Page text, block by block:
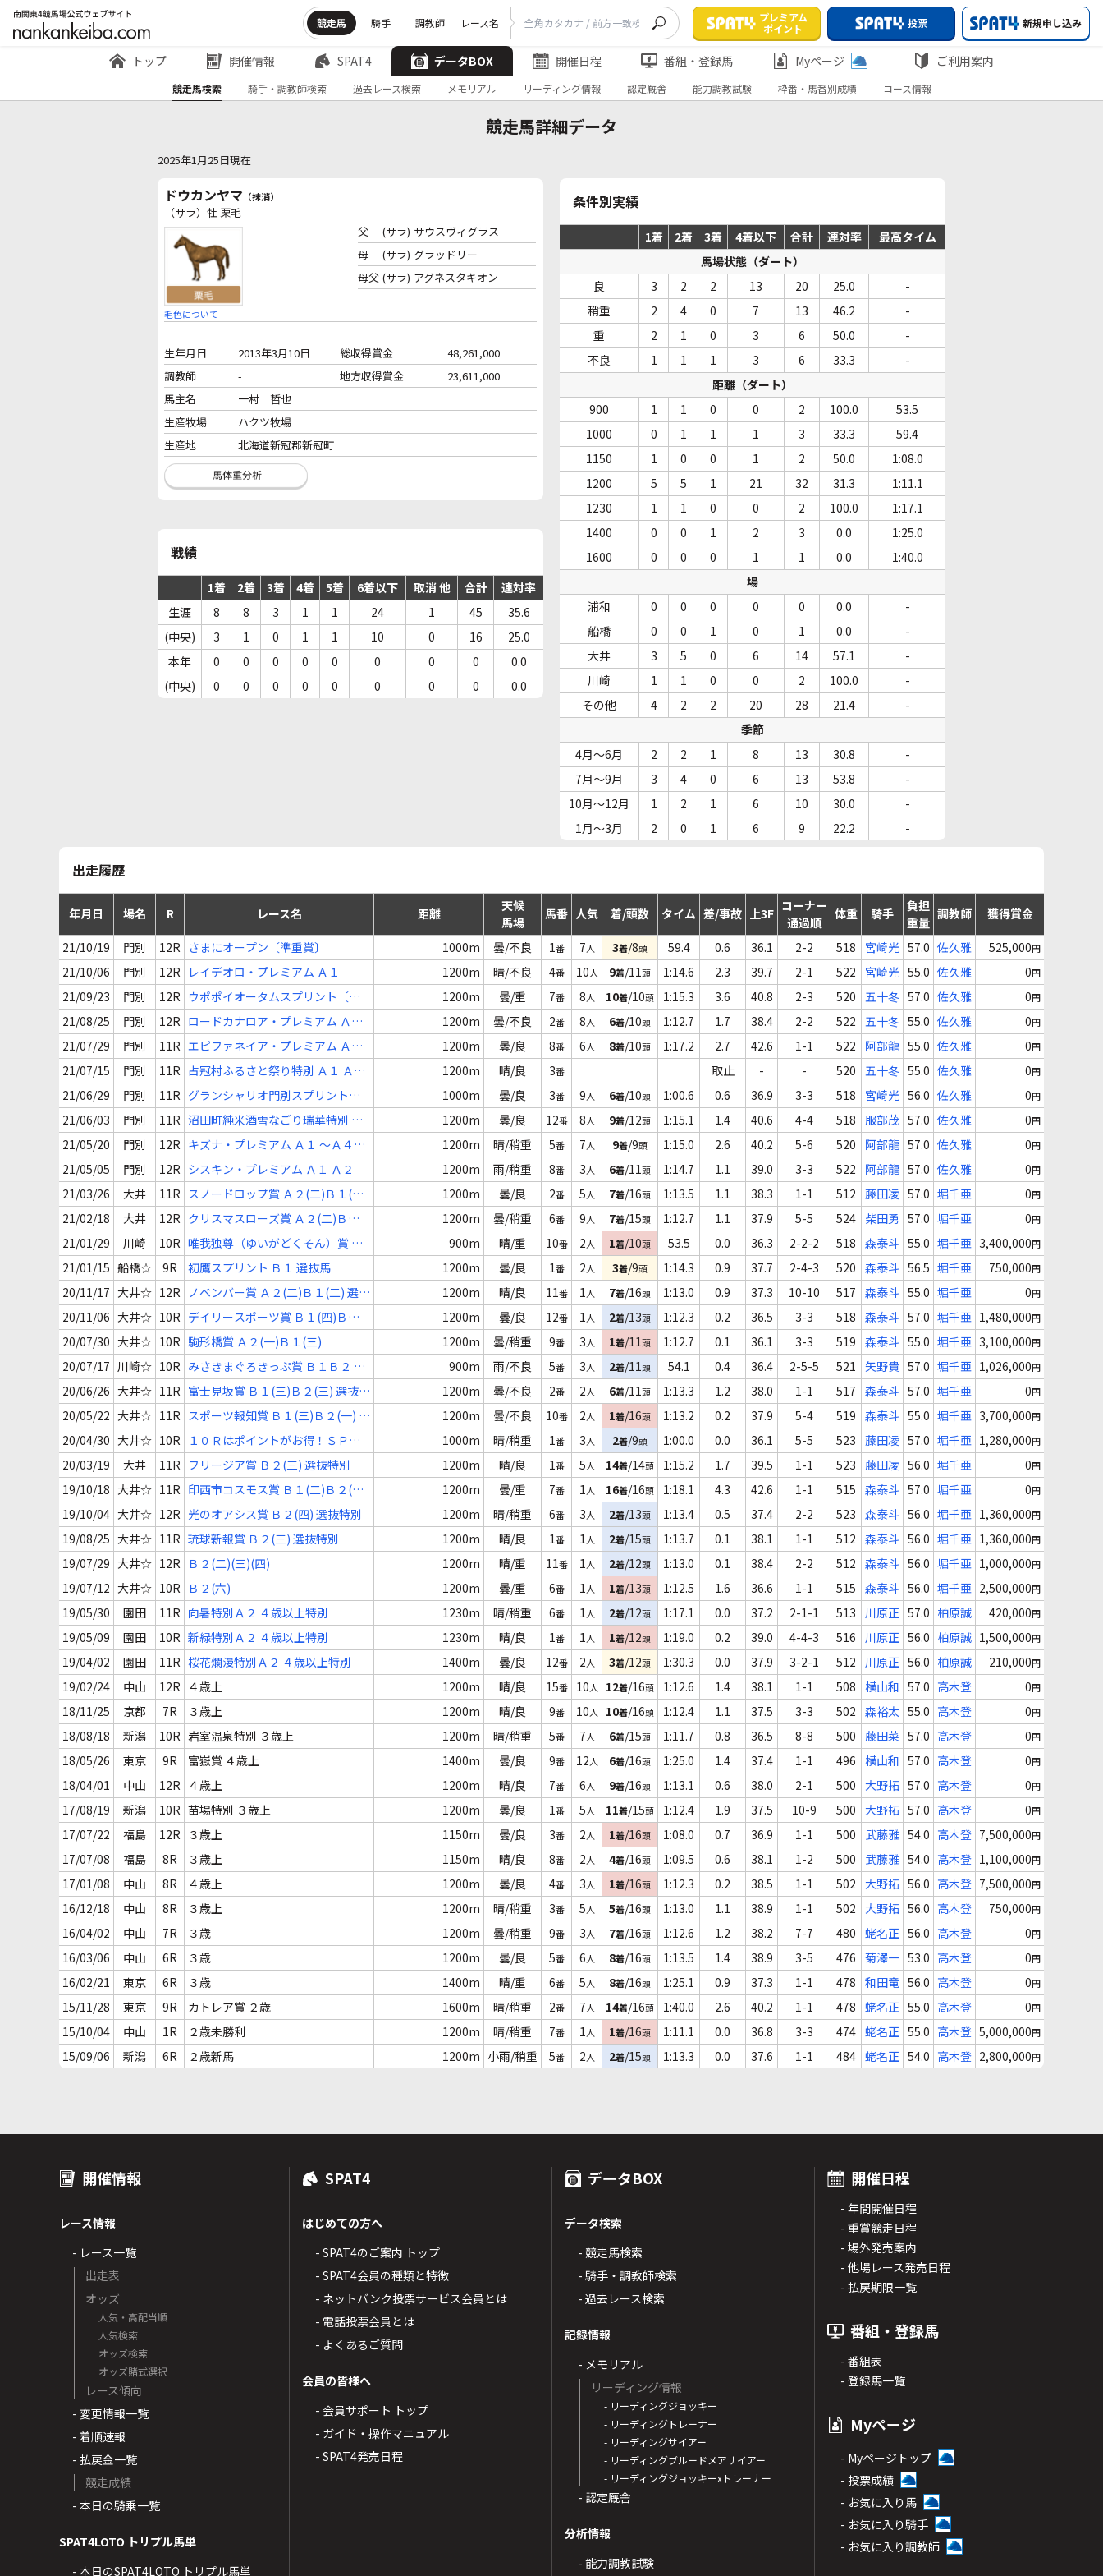
競走馬 騎手 調教師 レース名
プレミアム
ポイント
投票 新規申し込み
トップ 開催情報 SPAT4 データBOX 開催日程 番組・登録馬 Myページ ご利用案内
競走馬検索 騎手・調教師検索 過去レース検索 メモリアル リーディング情報 認定厩舎 能力調教試験 枠番・馬番別成績 コース情報
競走馬詳細データ
2025年1月25日現在
ドウカンヤマ （抹消）
（サラ）牡 栗毛
毛色について
父 (サラ) サウスヴィグラス
母
(サラ) グラッドリー
母父 (サラ) アグネスタキオン
生年月日 2013年3月10日 総収得賞金
48,261,000
調教師
- 地方収得賞金
23,611,000
馬主名
一村 哲也
生産牧場
ハクツ牧場
生産地
北海道新冠郡新冠町
戦績
1着 2着 3着 4着 5着 6着以下 取消 他 合計
連対率
生涯
8 8 3 1 1 24 1 45
35.6
(中央)
3 1 0 1 1 10 0 16
25.0
本年
0 0 0 0 0 0 0 0
0.0
(中央)
0 0 0 0 0 0 0 0 0.0
条件別実績
1着 2着 3着 4着以下 合計 連対率
最高タイム
馬場状態（ダート）
良
3 2 2 13 20 25.0
-
稍重
2 4 0 7 13 46.2
-
重
2 1 0 3 6 50.0
-
不良
1 1 1 3 6 33.3
-
距離（ダート）
900
1 1 0 0 2 100.0
53.5
1000
0 1 1 1 3 33.3
59.4
1150
1 0 0 1 2 50.0
1:08.0
1200
5 5 1 21 32 31.3
1:11.1
1230
1 1 0 0 2 100.0
1:17.1
1400
0 0 1 2 3 0.0
1:25.0
1600
0 0 0 1 1 0.0
1:40.0
場
浦和
0 0 0 0 0 0.0
-
船橋
0 0 1 0 1 0.0
-
大井
3 5 0 6 14 57.1
-
川崎
1 1 0 0 2 100.0
-
その他
4 2 2 20 28 21.4
-
季節
4月～6月
2 2 1 8 13 30.8
-
7月～9月
3 4 0 6 13 53.8
-
10月～12月
1 2 1 6 10 30.0
-
1月～3月
2 0 1 6 9 22.2 -
出走履歴
年月日 場名 R レース名 距離
天候
馬場
馬番 人気 着/頭数 タイム 差/事故 上3F コーナー
通過順
体重 騎手
負担
重量
調教師 獲得賞金
21/10/19 門別 12R さまにオープン〔準重賞〕 1000m 曇/不良 1番 7人 3着/8頭 59.4 0.6 36.1 2-2 518 宮崎光 57.0 佐久雅 525,000円
21/10/06 門別 12R レイデオロ・プレミアム Ａ１ 1200m 晴/不良 4番 10人 9着/11頭 1:14.6 2.3 39.7 2-1 522 宮崎光 55.0 佐久雅 0円
21/09/23 門別 12R ウポポイオータムスプリント〔Ｈ
２〕（ミッキーアイル賞）
1200m 曇/重 7番 8人 10着/10頭 1:15.3 3.6 40.8 2-3 520 五十冬 57.0 佐久雅 0円
21/08/25 門別 12R ロードカナロア・プレミアム Ａ１
(一)
1200m 曇/不良 2番 8人 6着/10頭 1:12.7 1.7 38.4 2-2 522 五十冬 55.0 佐久雅 0円
21/07/29 門別 11R エピファネイア・プレミアム Ａ１
(一)
1200m 曇/良 8番 6人 8着/10頭 1:17.2 2.7 42.6 1-1 522 阿部龍 55.0 佐久雅 0円
21/07/15 門別 11R 占冠村ふるさと祭り特別 Ａ１ Ａ２
(一)
1200m 晴/良 3番 取止 - - 520 五十冬 55.0 佐久雅 0円
21/06/29 門別 11R グランシャリオ門別スプリント
〔Ｈ２〕（タワーオブロンドン
賞）
1000m 曇/良 3番 9人 6着/10頭 1:00.6 0.6 36.9 3-3 518 宮崎光 56.0 佐久雅 0円
21/06/03 門別 11R 沼田町純米酒雪なごり瑞華特別 Ａ
１ ～Ａ３
1200m 曇/良 12番 8人 9着/12頭 1:15.1 1.4 40.6 4-4 518 服部茂 57.0 佐久雅 0円
21/05/20 門別 12R キズナ・プレミアム Ａ１ ～Ａ４
(一)
1200m 晴/稍重 5番 7人 9着/9頭 1:15.0 2.6 40.2 5-6 520 阿部龍 57.0 佐久雅 0円
21/05/05 門別 12R シスキン・プレミアム Ａ１ Ａ２ 1200m 雨/稍重 8番 3人 6着/11頭 1:14.7 1.1 39.0 3-3 522 阿部龍 57.0 佐久雅 0円
21/03/26 大井 11R スノードロップ賞 Ａ２(二)Ｂ１(二)
選抜特別
1200m 曇/良 2番 5人 7着/16頭 1:13.5 1.1 38.3 1-1 512 藤田凌 57.0 堀千亜 0円
21/02/18 大井 12R クリスマスローズ賞 Ａ２(二)Ｂ１
(二) 選抜特別
1200m 曇/稍重 6番 9人 7着/15頭 1:12.7 1.1 37.9 5-5 524 柴田勇 57.0 堀千亜 0円
21/01/29 川崎 10R 唯我独尊（ゆいがどくそん）賞 Ａ
２Ｂ１ 選定馬
900m 晴/重 10番 2人 1着/10頭 53.5 0.0 36.3 2-2-2 518 森泰斗 55.0 堀千亜 3,400,000円
21/01/15 船橋☆ 9R 初鷹スプリント Ｂ１ 選抜馬 1200m 曇/良 1番 2人 3着/9頭 1:14.3 0.9 37.7 2-4-3 520 森泰斗 56.5 堀千亜 750,000円
20/11/17 大井☆ 12R ノベンバー賞 Ａ２(二)Ｂ１(二) 選抜
特別
1200m 晴/良 11番 1人 7着/16頭 1:13.0 0.9 37.3 10-10 517 森泰斗 55.0 堀千亜 0円
20/11/06 大井☆ 10R デイリースポーツ賞 Ｂ１(四)Ｂ２
(二) 選抜特別
1200m 曇/良 12番 1人 2着/13頭 1:12.3 0.2 36.5 3-3 518 森泰斗 57.0 堀千亜 1,480,000円
20/07/30 大井☆ 10R 駒形橋賞 Ａ２(一)Ｂ１(三) 1200m 曇/稍重 9番 3人 1着/11頭 1:12.7 0.1 36.1 3-3 519 森泰斗 55.0 堀千亜 3,100,000円
20/07/17 川崎☆ 10R みさきまぐろきっぷ賞 Ｂ１Ｂ２ 選
定馬
900m 雨/不良 5番 3人 2着/11頭 54.1 0.4 36.4 2-5-5 521 矢野貴 57.0 堀千亜 1,026,000円
20/06/26 大井☆ 11R 富士見坂賞 Ｂ１(三)Ｂ２(三) 選抜特
別
1200m 曇/不良 2番 2人 6着/11頭 1:13.3 1.2 38.0 1-1 517 森泰斗 57.0 堀千亜 0円
20/05/22 大井☆ 11R スポーツ報知賞 Ｂ１(三)Ｂ２(一) 選
抜特別
1200m 曇/不良 10番 2人 1着/16頭 1:13.2 0.2 37.9 5-4 519 森泰斗 55.0 堀千亜 3,700,000円
20/04/30 大井☆ 10R １０Ｒはポイントがお得！ＳＰＡ
Ｔ４賞 Ｂ２(五)Ｂ３(一) 選抜特別
1000m 晴/稍重 1番 3人 2着/9頭 1:00.0 0.0 36.1 5-5 523 藤田凌 57.0 堀千亜 1,280,000円
20/03/19 大井 11R フリージア賞 Ｂ２(三) 選抜特別 1200m 晴/良 1番 5人 14着/14頭 1:15.2 1.7 39.5 1-1 523 藤田凌 56.0 堀千亜 0円
19/10/18 大井☆ 11R 印西市コスモス賞 Ｂ１(二)Ｂ２(二)
選抜特別
1200m 曇/重 7番 1人 16着/16頭 1:18.1 4.3 42.6 1-1 515 森泰斗 57.0 堀千亜 0円
19/10/04 大井☆ 12R 光のオアシス賞 Ｂ２(四) 選抜特別 1200m 晴/稍重 6番 3人 2着/13頭 1:13.4 0.5 37.4 2-2 523 森泰斗 56.0 堀千亜 1,360,000円
19/08/25 大井☆ 11R 琉球新報賞 Ｂ２(三) 選抜特別 1200m 晴/良 1番 1人 2着/15頭 1:13.7 0.1 38.1 1-1 512 森泰斗 56.0 堀千亜 1,360,000円
19/07/29 大井☆ 12R Ｂ２(二)(三)(四) 1200m 晴/重 11番 1人 2着/12頭 1:13.0 0.1 38.4 2-2 512 森泰斗 56.0 堀千亜 1,000,000円
19/07/12 大井☆ 10R Ｂ２(六) 1200m 曇/重 6番 1人 1着/13頭 1:12.5 1.6 36.6 1-1 515 森泰斗 56.0 堀千亜 2,500,000円
19/05/30 園田 11R 向暑特別Ａ２ ４歳以上特別 1230m 晴/稍重 6番 1人 2着/12頭 1:17.1 0.0 37.2 2-1-1 513 川原正 57.0 柏原誠 420,000円
19/05/09 園田 10R 新緑特別Ａ２ ４歳以上特別 1230m 晴/良 1番 1人 1着/12頭 1:19.0 0.2 39.0 4-4-3 516 川原正 56.0 柏原誠 1,500,000円
19/04/02 園田 11R 桜花爛漫特別Ａ２ ４歳以上特別 1400m 曇/良 12番 2人 3着/12頭 1:30.3 0.0 37.9 3-2-1 512 川原正 56.0 柏原誠 210,000円
19/02/24 中山 12R ４歳上 1200m 晴/良 15番 10人 12着/16頭 1:12.6 1.4 38.1 1-1 508 横山和 57.0 高木登 0円
18/11/25 京都 7R ３歳上 1200m 晴/良 9番 10人 10着/16頭 1:12.4 1.1 37.5 3-3 502 森裕太 55.0 高木登 0円
18/08/18 新潟 10R 岩室温泉特別 ３歳上 1200m 晴/稍重 5番 7人 6着/15頭 1:11.7 0.8 36.5 8-8 500 藤田菜 57.0 高木登 0円
18/05/26 東京 9R 富嶽賞 ４歳上 1400m 曇/良 9番 12人 6着/16頭 1:25.0 1.4 37.4 1-1 496 横山和 57.0 高木登 0円
18/04/01 中山 12R ４歳上 1200m 晴/良 7番 6人 9着/16頭 1:13.1 0.6 38.0 2-1 500 大野拓 57.0 高木登 0円
17/08/19 新潟 10R 苗場特別 ３歳上 1200m 曇/良 1番 5人 11着/15頭 1:12.4 1.9 37.5 10-9 500 大野拓 57.0 高木登 0円
17/07/22 福島 12R ３歳上 1150m 曇/良 3番 2人 1着/16頭 1:08.0 0.7 36.9 1-1 500 武藤雅 54.0 高木登 7,500,000円
17/07/08 福島 8R ３歳上 1150m 晴/良 8番 2人 4着/16頭 1:09.5 0.6 38.1 1-2 500 武藤雅 54.0 高木登 1,100,000円
17/01/08 中山 8R ４歳上 1200m 曇/良 4番 3人 1着/16頭 1:12.3 0.2 38.5 1-1 502 大野拓 56.0 高木登 7,500,000円
16/12/18 中山 8R ３歳上 1200m 晴/稍重 3番 5人 5着/16頭 1:13.0 1.1 38.9 1-1 502 大野拓 56.0 高木登 750,000円
16/04/02 中山 7R ３歳 1200m 曇/稍重 9番 3人 7着/16頭 1:12.6 1.2 38.2 7-7 480 蛯名正 56.0 高木登 0円
16/03/06 中山 6R ３歳 1200m 曇/良 5番 6人 8着/16頭 1:13.5 1.4 38.9 3-5 476 菊澤一 53.0 高木登 0円
16/02/21 東京 6R ３歳 1400m 晴/重 6番 5人 8着/16頭 1:25.1 0.9 37.3 1-1 478 和田竜 56.0 高木登 0円
15/11/28 東京 9R カトレア賞 ２歳 1600m 晴/稍重 2番 7人 14着/16頭 1:40.0 2.6 40.2 1-1 478 蛯名正 55.0 高木登 0円
15/10/04 中山 1R ２歳未勝利 1200m 晴/稍重 7番 1人 1着/16頭 1:11.1 0.0 36.8 3-3 474 蛯名正 55.0 高木登 5,000,000円
15/09/06 新潟 6R ２歳新馬 1200m 小雨/稍重 5番 2人 2着/15頭 1:13.3 0.0 37.6 1-1 484 蛯名正 54.0 高木登 2,800,000円
開催情報
レース情報
- レース一覧
出走表
オッズ
人気・高配当順
人気検索
オッズ検索
オッズ賭式選択
レース傾向
- 変更情報一覧
- 着順速報
- 払戻金一覧
競走成績
- 本日の騎乗一覧
SPAT4LOTO トリプル馬単
- 本日のSPAT4LOTO トリプル馬単
SPAT4
はじめての方へ
- SPAT4のご案内 トップ
- SPAT4会員の種類と特徴
- ネットバンク投票サービス会員とは
- 電話投票会員とは
- よくあるご質問
会員の皆様へ
- 会員サポート トップ
- ガイド・操作マニュアル
- SPAT4発売日程
データBOX
データ検索
- 競走馬検索
- 騎手・調教師検索
- 過去レース検索
記録情報
- メモリアル
リーディング情報
- リーディングジョッキー
- リーディングトレーナー
- リーディングサイアー
- リーディングブルードメアサイアー
- リーディングジョッキーxトレーナー
- 認定厩舎
分析情報
- 能力調教試験
開催日程
- 年間開催日程
- 重賞競走日程
- 場外発売案内
- 他場レース発売日程
- 払戻期限一覧
番組・登録馬
- 番組表
- 登録馬一覧
Myページ
- Myページトップ
- 投票成績
- お気に入り馬
- お気に入り騎手
- お気に入り調教師